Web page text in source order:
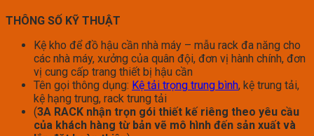
THÔNG SỐ KỸ THUẬT
Kệ kho để đồ hậu cần nhà máy – mẫu rack đa năng cho
các nhà máy, xưởng của quân đội, đơn vị hành chính, đơn
vị cung cấp trang thiết bị hậu cần
Tên gọi thông dụng: Kệ tải trọng trung bình, kệ trung tải,
kệ hạng trung, rack trung tải
(3A RACK nhận trọn gói thiết kế riêng theo yêu cầu
của khách hàng từ bản vẽ mô hình đến sản xuất và